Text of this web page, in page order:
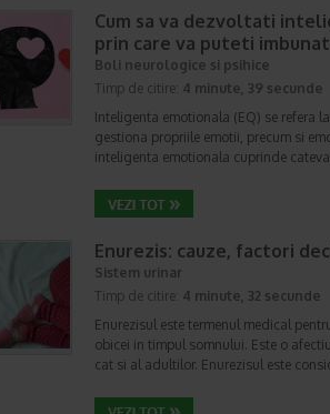
Cum sa va dezvoltati
prin care va puteti
Boli neurologice si psihice
Timp de citire: 4 minute, 39 secunde
Inteligenta emotionala (EQ) se refera
gestiona propriile emotii, precum si
inteligenta emotionala cuprinde
Enurezis: cauze, factori
Sistem urinar
Timp de citire: 4 minute, 32 secunde
Enurezisul este termenul medical
obicei in timpul somnului. Este o
cat si al adultilor. Enurezisul este